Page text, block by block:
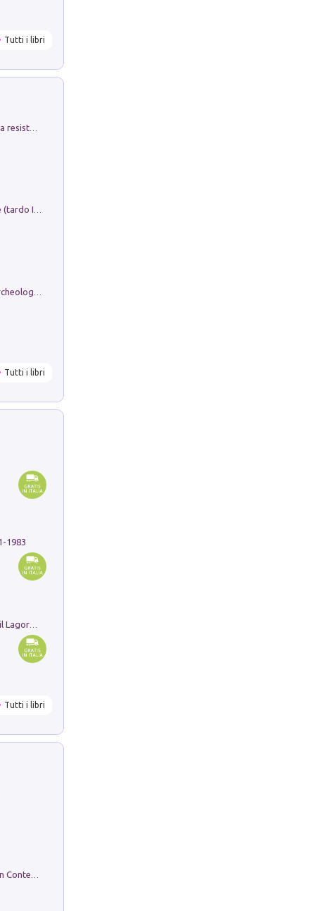
Tutti i libri
Sofiana. In Sicilia centro-meridionale (tardo III-metà IX secolo d.C.): dall'agro-town tardo-imperiale al villaggio medio-bizantino. Nuova ediz.
Tutti i libri
1983
Tutti i libri
in alto! Livello A1. Con CD-Audio. Con Contenuto digitale per accesso on line